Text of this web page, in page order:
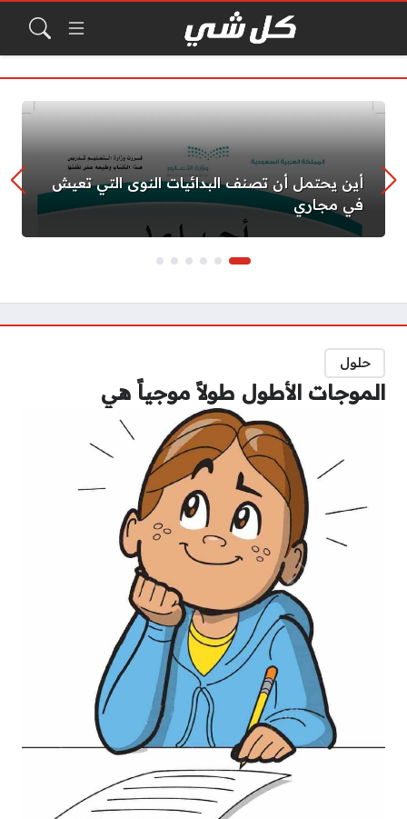
أين يحتمل أن تصنف البدائيات النوى التي تعيش
في مجاري
حلول
الموجات الأطول طولاً موجياً هي